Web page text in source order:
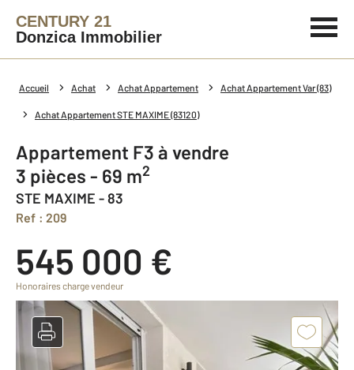
CENTURY 21
Donzica Immobilier
Accueil Achat Achat Appartement Achat Appartement Var (83)
Achat Appartement STE MAXIME (83120)
Appartement F3 à vendre
3 pièces - 69 m2
STE MAXIME - 83
Ref : 209
545 000 €
Honoraires charge vendeur